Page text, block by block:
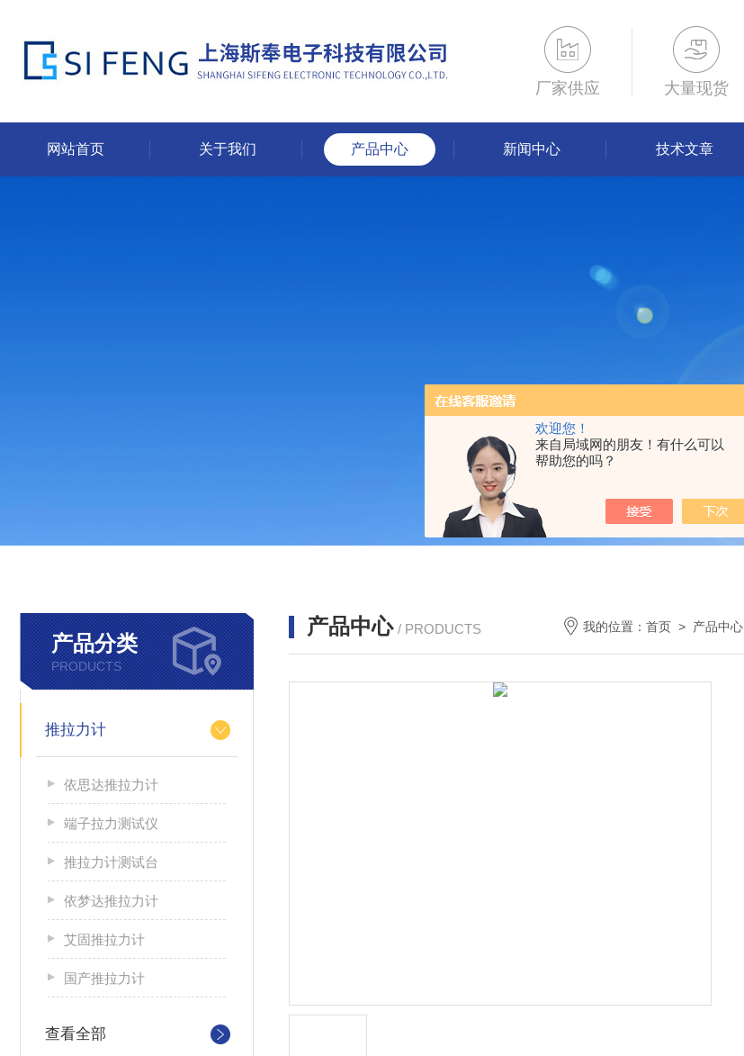
欢迎您！
来自局域网的朋友！有什么可以
帮助您的吗？
厂家供应 大量现货
网站首页 关于我们 产品中心 新闻中心 技术文章
产品分类
PRODUCTS
推拉力计
依思达推拉力计
端子拉力测试仪
推拉力计测试台
依梦达推拉力计
艾固推拉力计
国产推拉力计
查看全部
产品中心 / PRODUCTS 我的位置： 首页 > 产品中心